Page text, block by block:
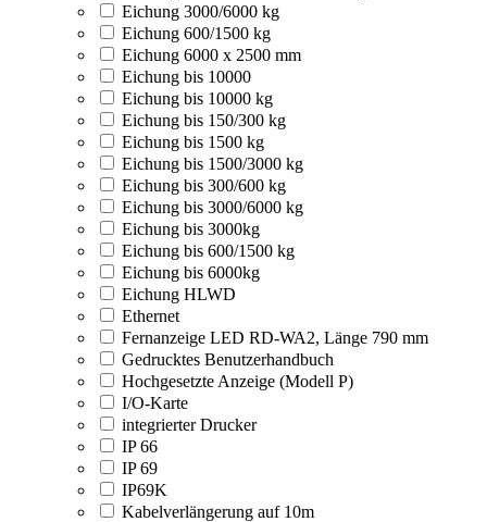
Eichung 3000/6000 kg
Eichung 600/1500 kg
Eichung 6000 x 2500 mm
Eichung bis 10000
Eichung bis 10000 kg
Eichung bis 150/300 kg
Eichung bis 1500 kg
Eichung bis 1500/3000 kg
Eichung bis 300/600 kg
Eichung bis 3000/6000 kg
Eichung bis 3000kg
Eichung bis 600/1500 kg
Eichung bis 6000kg
Eichung HLWD
Ethernet
Fernanzeige LED RD-WA2, Länge 790 mm
Gedrucktes Benutzerhandbuch
Hochgesetzte Anzeige (Modell P)
I/O-Karte
integrierter Drucker
IP 66
IP 69
IP69K
Kabelverlängerung auf 10m